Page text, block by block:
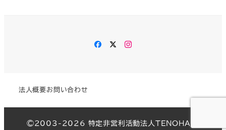
Facebook
Twitter
Instagram
法人概要お問い合わせ
©︎2003-2026 特定非営利活動法人TENOHASI